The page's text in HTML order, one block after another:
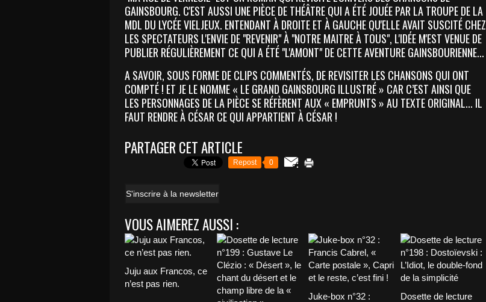
GAINSBOURG. C'EST AUSSI UNE PIÈCE DE THÉÂTRE QUI A ÉTÉ JOUÉE PAR LA TROUPE DE LA
MDL DU LYCÉE VIELJEUX. ENTENDANT À DROITE ET À GAUCHE QU'ELLE AVAIT SUSCITÉ CHEZ
LES SPECTATEURS L'ENVIE DE "REVENIR" À "NOTRE MAITRE À TOUS", L'IDÉE M'EST VENUE DE
PUBLIER RÉGULIÈREMENT CE QUI A ÉTÉ "L'AMONT" DE CETTE AVENTURE GAINSBOURIENNE...
A SAVOIR, SOUS FORME DE CLIPS COMMENTÉS, DE REVISITER LES CHANSONS QUI ONT
COMPTÉ ! ET JE LE NOMME « LE GRAND GAINSBOURG ILLUSTRÉ » CAR C’EST AINSI QUE
LES PERSONNAGES DE LA PIÈCE SE RÉFÈRENT AUX « EMPRUNTS » AU TEXTE ORIGINAL... IL
FAUT RENDRE À CÉSAR CE QUI APPARTIENT À CÉSAR !
PARTAGER CET ARTICLE
Repost 0
S'inscrire à la newsletter
VOUS AIMEREZ AUSSI :
Juju aux Francos, ce
n’est pas rien.
Juke-box n°32 :
Dosette de lecture